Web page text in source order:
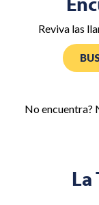
Reviva las
No encuentra?